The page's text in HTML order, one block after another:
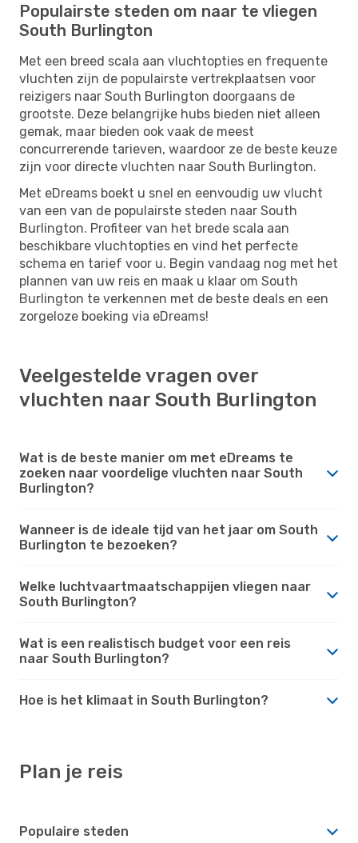
Populairste steden om naar te vliegen
South Burlington
Met een breed scala aan vluchtopties en frequente
vluchten zijn de populairste vertrekplaatsen voor
reizigers naar South Burlington doorgaans de
grootste. Deze belangrijke hubs bieden niet alleen
gemak, maar bieden ook vaak de meest
concurrerende tarieven, waardoor ze de beste keuze
zijn voor directe vluchten naar South Burlington.
Met eDreams boekt u snel en eenvoudig uw vlucht
van een van de populairste steden naar South
Burlington. Profiteer van het brede scala aan
beschikbare vluchtopties en vind het perfecte
schema en tarief voor u. Begin vandaag nog met het
plannen van uw reis en maak u klaar om South
Burlington te verkennen met de beste deals en een
zorgeloze boeking via eDreams!
Veelgestelde vragen over
vluchten naar South Burlington
Wat is de beste manier om met eDreams te
zoeken naar voordelige vluchten naar South
Burlington?
Wanneer is de ideale tijd van het jaar om South
Burlington te bezoeken?
Welke luchtvaartmaatschappijen vliegen naar
South Burlington?
Wat is een realistisch budget voor een reis
naar South Burlington?
Hoe is het klimaat in South Burlington?
Plan je reis
Populaire steden